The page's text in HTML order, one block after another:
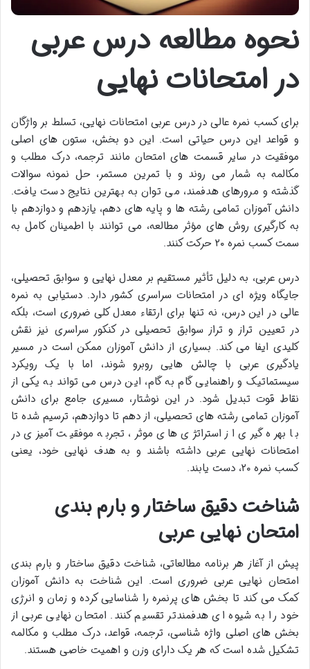
نحوه مطالعه درس عربی
در امتحانات نهایی
برای کسب نمره عالی در درس عربی امتحانات نهایی، تسلط بر واژگان
و قواعد این درس حیاتی است. این دو بخش، ستون های اصلی
موفقیت در سایر قسمت های امتحان مانند ترجمه، درک مطلب و
مکالمه به شمار می روند و با تمرین مستمر، حل نمونه سوالات
گذشته و مرورهای هدفمند، می توان به بهترین نتایج دست یافت.
دانش آموزان تمامی رشته ها و پایه های دهم، یازدهم و دوازدهم با
به کارگیری روش های مؤثر مطالعه، می توانند با اطمینان کامل به
سمت کسب نمره ۲۰ حرکت کنند.
درس عربی، به دلیل تأثیر مستقیم بر معدل نهایی و سوابق تحصیلی،
جایگاه ویژه ای در امتحانات سراسری کشور دارد. دستیابی به نمره
عالی در این درس، نه تنها برای ارتقاء معدل کلی ضروری است، بلکه
در تعیین تراز و تراز سوابق تحصیلی در کنکور سراسری نیز نقش
کلیدی ایفا می کند. بسیاری از دانش آموزان ممکن است در مسیر
یادگیری عربی با چالش هایی روبرو شوند، اما با یک رویکرد
سیستماتیک و راهنمایی گام به گام، این درس می تواند به یکی از
نقاط قوت تبدیل شود. در این نوشتار، مسیری جامع برای دانش
آموزان تمامی رشته های تحصیلی، از دهم تا دوازدهم، ترسیم شده تا
با بهره گیری از استراتژی های موثر، تجربه موفقیت آمیزی در
امتحانات نهایی عربی داشته باشند و به هدف نهایی خود، یعنی
کسب نمره ۲۰، دست یابند.
شناخت دقیق ساختار و بارم بندی
امتحان نهایی عربی
پیش از آغاز هر برنامه مطالعاتی، شناخت دقیق ساختار و بارم بندی
امتحان نهایی عربی ضروری است. این شناخت به دانش آموزان
کمک می کند تا بخش های پرنمره را شناسایی کرده و زمان و انرژی
خود را به شیوه ای هدفمندتر تقسیم کنند. امتحان نهایی عربی از
بخش های اصلی واژه شناسی، ترجمه، قواعد، درک مطلب و مکالمه
تشکیل شده است که هر یک دارای وزن و اهمیت خاصی هستند.